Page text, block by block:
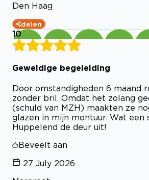
Den Haag
delen
10
Geweldige begeleiding
Door omstandigheden 6 maand
zonder bril. Omdat het zolang
(schuld van MZH) maakten ze
glazen in mijn montuur. Wat een
Huppelend de deur uit!
Beveelt aan
27 July 2026